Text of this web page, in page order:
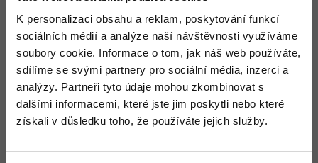
K personalizaci obsahu a reklam, poskytování funkcí
sociálních médií a analýze naší návštěvnosti využíváme
soubory cookie. Informace o tom, jak náš web používáte,
sdílíme se svými partnery pro sociální média, inzerci a
analýzy. Partneři tyto údaje mohou zkombinovat s
dalšími informacemi, které jste jim poskytli nebo které
získali v důsledku toho, že používáte jejich služby.
Marketing -30%
WordPress
SEO -30%
UX
Adobe Illustrator
Adobe Lightroom -30%
Adobe XD -15%
Adobe InDesign -25%
Adobe After Effects
Pro firmy
Je nějaká syntaxe pro stažení textu, místo html ? Jestli ano tak sem
s ní
Nahoru Odpovědět
Odpovídá na
David Hartinger